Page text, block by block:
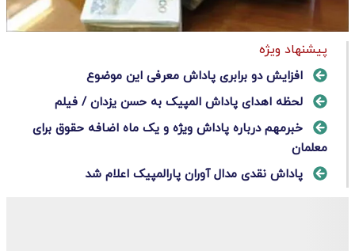
پیشنهاد ویژه
افزایش دو برابری پاداش معرفی این موضوع
لحظه اهدای پاداش المپیک به حسن یزدان / فیلم
خبرمهم درباره پاداش ویژه و یک ماه اضافه حقوق برای
معلمان
پاداش نقدی مدال آوران پارالمپیک اعلام شد